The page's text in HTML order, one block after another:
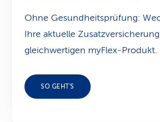
Ohne Gesundheitsprüfung:
Ihre aktuelle
gleichwertigen myFlex-Produkt.
SO GEHT'S